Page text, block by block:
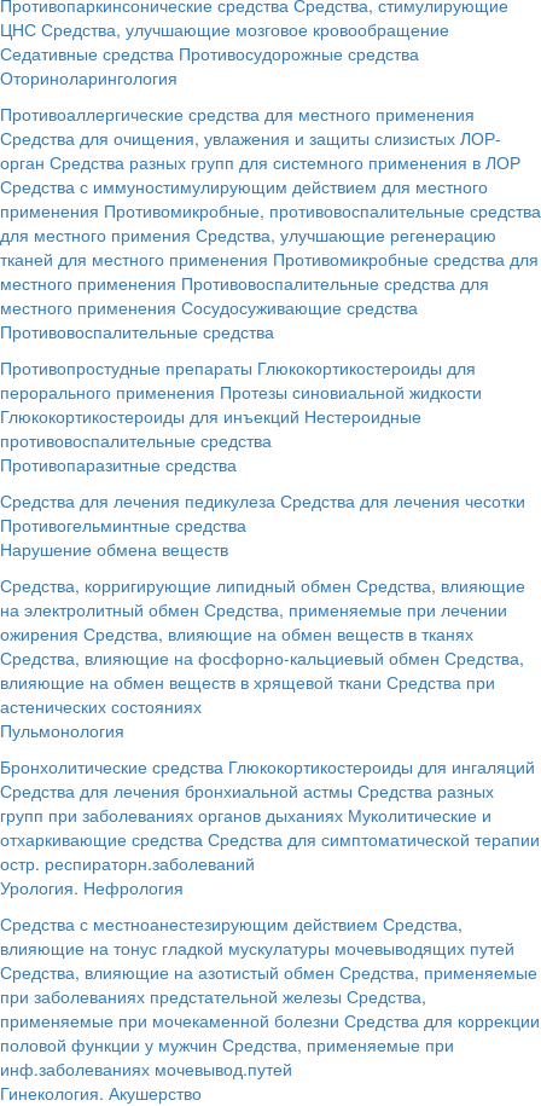
ЦНС Средства, улучшающие мозговое кровообращение
Седативные средства Противосудорожные средства
Оториноларингология
Противоаллергические средства для местного применения
Средства для очищения, увлажения и защиты слизистых ЛОР-
орган Средства разных групп для системного применения в ЛОР
Средства с иммуностимулирующим действием для местного
применения Противомикробные, противовоспалительные средства
для местного примения Средства, улучшающие регенерацию
тканей для местного применения Противомикробные средства для
местного применения Противовоспалительные средства для
местного применения Сосудосуживающие средства
Противовоспалительные средства
Противопростудные препараты Глюкокортикостероиды для
перорального применения Протезы синовиальной жидкости
Глюкокортикостероиды для инъекций Нестероидные
противовоспалительные средства
Противопаразитные средства
Средства для лечения педикулеза Средства для лечения чесотки
Противогельминтные средства
Нарушение обмена веществ
Средства, корригирующие липидный обмен Средства, влияющие
на электролитный обмен Средства, применяемые при лечении
ожирения Средства, влияющие на обмен веществ в тканях
Средства, влияющие на фосфорно-кальциевый обмен Средства,
влияющие на обмен веществ в хрящевой ткани Средства при
астенических состояниях
Пульмонология
Бронхолитические средства Глюкокортикостероиды для ингаляций
Средства для лечения бронхиальной астмы Средства разных
групп при заболеваниях органов дыханиях Муколитические и
отхаркивающие средства Средства для симптоматической терапии
остр. респираторн.заболеваний
Урология. Нефрология
Средства с местноанестезирующим действием Средства,
влияющие на тонус гладкой мускулатуры мочевыводящих путей
Средства, влияющие на азотистый обмен Средства, применяемые
при заболеваниях предстательной железы Средства,
применяемые при мочекаменной болезни Средства для коррекции
половой функции у мужчин Средства, применяемые при
инф.заболеваниях мочевывод.путей
Гинекология. Акушерство